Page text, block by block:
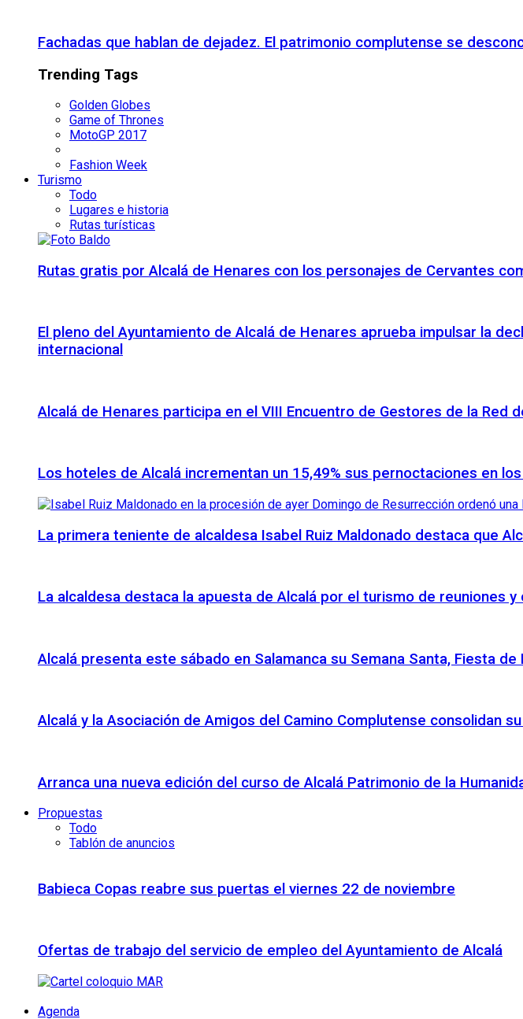
Fachadas que hablan de dejadez. El patrimonio complutense se
Trending Tags
Golden Globes
Game of Thrones
MotoGP 2017
Fashion Week
Turismo
Todo
Lugares e historia
Rutas turísticas
Rutas gratis por Alcalá de Henares con los personajes de Cervantes
El pleno del Ayuntamiento de Alcalá de Henares aprueba impulsar la
internacional
Alcalá de Henares participa en el VIII Encuentro de Gestores de la
Los hoteles de Alcalá incrementan un 15,49% sus pernoctaciones en
La primera teniente de alcaldesa Isabel Ruiz Maldonado destaca que
La alcaldesa destaca la apuesta de Alcalá por el turismo de reuniones
Alcalá presenta este sábado en Salamanca su Semana Santa, Fiesta
Alcalá y la Asociación de Amigos del Camino Complutense consolidan
Arranca una nueva edición del curso de Alcalá Patrimonio de la
Propuestas
Todo
Tablón de anuncios
Babieca Copas reabre sus puertas el viernes 22 de noviembre
Ofertas de trabajo del servicio de empleo del Ayuntamiento de Alcalá
Agenda